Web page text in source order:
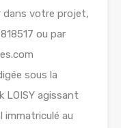
dans votre projet,
ou par
sous la
LOISY agissant
immatriculé au